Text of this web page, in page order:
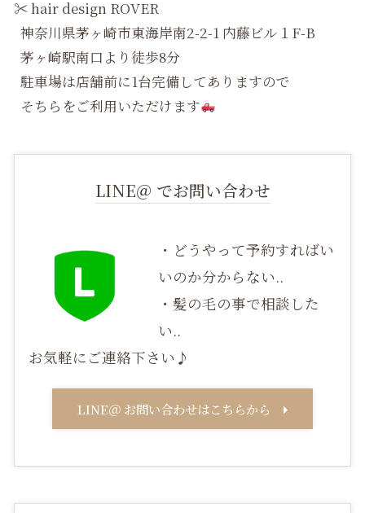
✂︎ hair design ROVER
神奈川県茅ヶ崎市東海岸南2-2-1 内藤ビル１F-B
茅ヶ崎駅南口より徒歩8分
駐車場は店舗前に1台完備してありますので
そちらをご利用いただけます
LINE＠ でお問い合わせ
・どうやって予約すればい
いのか分からない..
・髪の毛の事で相談した
い..
お気軽にご連絡下さい♪
LINE＠ お問い合わせはこちらから